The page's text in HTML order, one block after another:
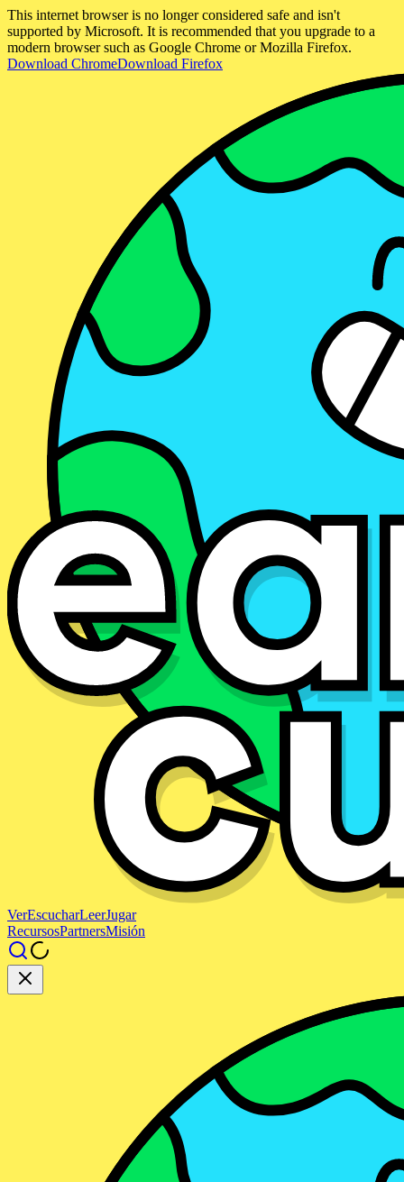
This internet browser is no longer considered safe and isn't
supported by Microsoft. It is recommended that you upgrade to a
modern browser such as Google Chrome or Mozilla Firefox.
Download ChromeDownload Firefox
VerEscucharLeerJugar
RecursosPartnersMisión